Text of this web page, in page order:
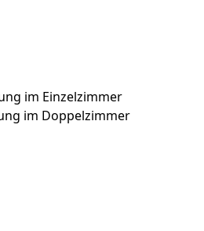
im Einzelzimmer
im Doppelzimmer